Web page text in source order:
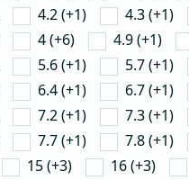
4.2 (+1) 4.3 (+1)
4 (+6) 4.9 (+1)
5.6 (+1) 5.7 (+1)
6.4 (+1) 6.7 (+1)
7.2 (+1) 7.3 (+1)
7.7 (+1) 7.8 (+1)
15 (+3) 16 (+3)